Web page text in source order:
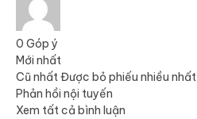
0 Góp ý
Mới nhất
Cũ nhấtĐược bỏ phiếu nhiều nhất
Phản hồi nội tuyến
Xem tất cả bình luận